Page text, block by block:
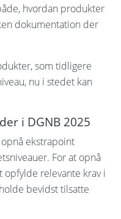
hvordan produkter
dokumentation der
som tidligere
nu i stedet kan
i DGNB 2025
ekstrapoint
For at opnå
relevante krav i
bevidst tilsatte